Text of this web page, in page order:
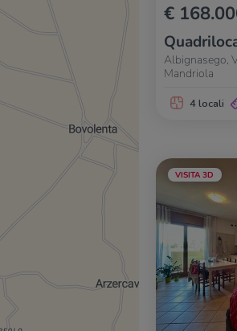
€
Albignasego,
Mandriola
4 locali
VISITA 3D